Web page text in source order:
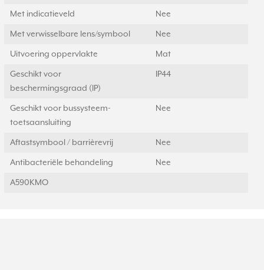
Met indicatieveld Nee
Met verwisselbare lens/symbool Nee
Uitvoering oppervlakte Mat
Geschikt voor
beschermingsgraad (IP)
IP44
Geschikt voor bussysteem-
toetsaansluiting
Nee
Aftastsymbool / barrièrevrij Nee
Antibacteriële behandeling Nee
A590KMO